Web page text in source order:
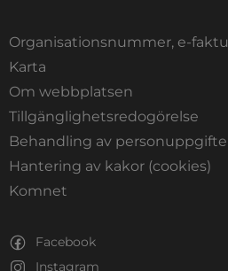
Organisationsnummer, e-
Karta
Om webbplatsen
Tillgänglighetsredogörelse
Behandling av
Hantering av kakor (cookies)
Komnet
Facebook
Instagram